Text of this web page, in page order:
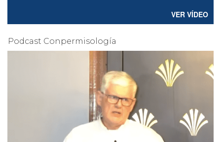
VER VÍDEO
Podcast Conpermisología